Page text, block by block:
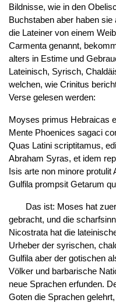
Bildnisse, wie in den
Buchstaben aber haben
die Lateiner von einem
Carmenta genannt,
alters in Estime und
Lateinisch, Syrisch,
welchen, wie Crinitus
Verse gelesen werden:
Moyses primus Hebraicas
Mente Phoenices sagaci
Quas Latini scriptitamus,
Abraham Syras, et idem
Isis arte non minore protulit
Gulfila prompsit Getarum
Das ist: Moses hat
gebracht, und die
Nicostrata hat die
Urheber der syrischen,
Gulfila aber der gotischen
Völker und barbarische
neue Sprachen erfunden.
Goten die Sprachen